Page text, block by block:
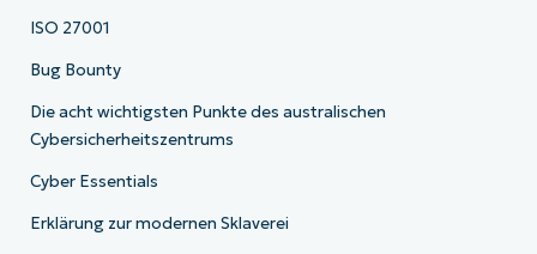
ISO 27001
Bug Bounty
Die acht wichtigsten Punkte des australischen
Cybersicherheitszentrums
Cyber Essentials
Erklärung zur modernen Sklaverei